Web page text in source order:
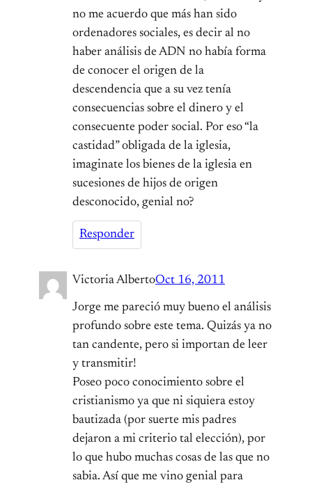
no me acuerdo que más han sido
ordenadores sociales, es decir al no
haber análisis de ADN no había forma
de conocer el origen de la
descendencia que a su vez tenía
consecuencias sobre el dinero y el
consecuente poder social. Por eso “la
castidad” obligada de la iglesia,
imaginate los bienes de la iglesia en
sucesiones de hijos de origen
desconocido, genial no?
Responder
Victoria AlbertoOct 16, 2011
Jorge me pareció muy bueno el análisis
profundo sobre este tema. Quizás ya no
tan candente, pero si importan de leer
y transmitir!
Poseo poco conocimiento sobre el
cristianismo ya que ni siquiera estoy
bautizada (por suerte mis padres
dejaron a mi criterio tal elección), por
lo que hubo muchas cosas de las que no
sabia. Así que me vino genial para